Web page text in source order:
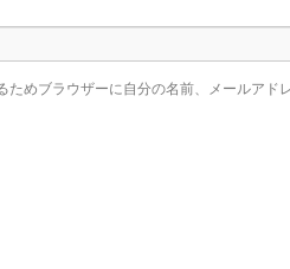
ためブラウザーに自分の名前、メールアド